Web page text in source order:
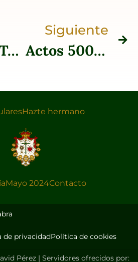
PRESENTACIÓN DE LOS ACTOS Y LOGOTIPO DEL D ANIVERSARIO FUNDACIONAL DE LA ARCHICOFRADÍA.
Siguiente
Actos 500 Aniversario
Hazte hermano
Mayo 2024Contacto
de privacidadPolítica de cookies
Pérez | Servidores ofrecidos por: